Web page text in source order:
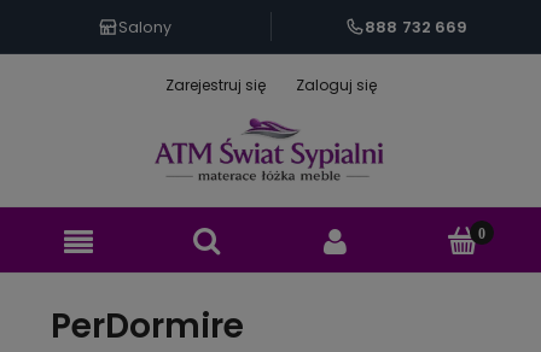
Salony 888 732 669
Zarejestruj się Zaloguj się
PerDormire